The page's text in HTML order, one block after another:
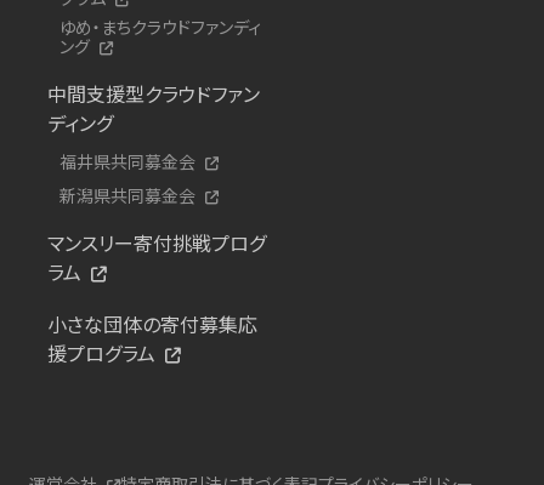
ゆめ・まちクラウドファンディ
ング
中間支援型クラウドファン
ディング
福井県共同募金会
新潟県共同募金会
マンスリー寄付挑戦プログ
ラム
小さな団体の寄付募集応
援プログラム